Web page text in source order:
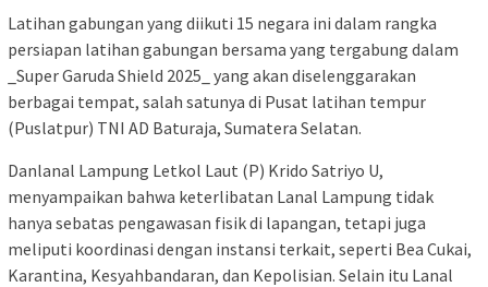
Latihan gabungan yang diikuti 15 negara ini dalam rangka
persiapan latihan gabungan bersama yang tergabung dalam
_Super Garuda Shield 2025_ yang akan diselenggarakan
berbagai tempat, salah satunya di Pusat latihan tempur
(Puslatpur) TNI AD Baturaja, Sumatera Selatan.
Danlanal Lampung Letkol Laut (P) Krido Satriyo U,
menyampaikan bahwa keterlibatan Lanal Lampung tidak
hanya sebatas pengawasan fisik di lapangan, tetapi juga
meliputi koordinasi dengan instansi terkait, seperti Bea Cukai,
Karantina, Kesyahbandaran, dan Kepolisian. Selain itu Lanal